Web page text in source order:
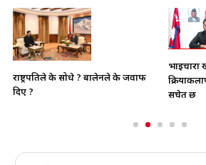
राष्ट्रपतिले के सोधे ? बालेनले के जवाफ
दिए ?
सचेत छ